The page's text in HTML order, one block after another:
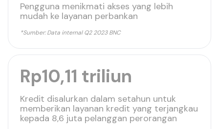
Pengguna menikmati akses yang lebih
mudah ke layanan perbankan
*Sumber: Data internal Q2 2023 BNC
Rp10,11 triliun
Kredit disalurkan dalam setahun untuk
memberikan layanan kredit yang terjangkau
kepada 8,6 juta pelanggan perorangan